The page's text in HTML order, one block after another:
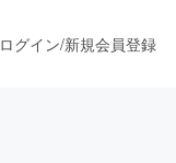
ログイン/新規会員登録